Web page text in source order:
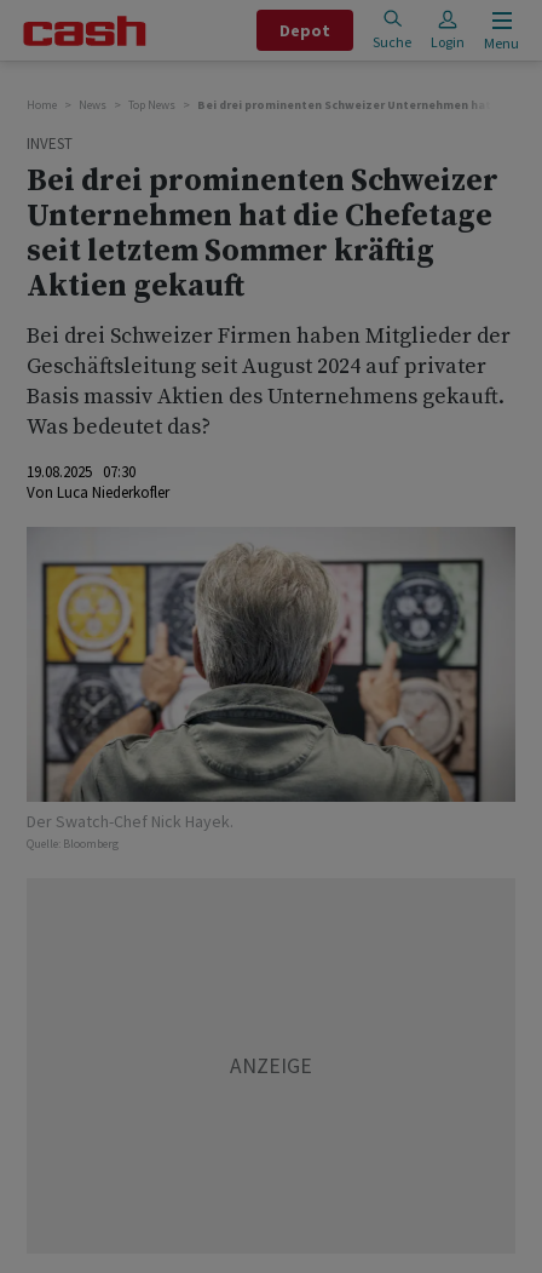
Depot
Suche Login Menu
Home News Top News Bei drei prominenten Schweizer Unternehmen hat die
INVEST
Bei drei prominenten Schweizer
Unternehmen hat die Chefetage
seit letztem Sommer kräftig
Aktien gekauft
Bei drei Schweizer Firmen haben Mitglieder der
Geschäftsleitung seit August 2024 auf privater
Basis massiv Aktien des Unternehmens gekauft.
Was bedeutet das?
19.08.2025 07:30
Von Luca Niederkofler
Der Swatch-Chef Nick Hayek.
Quelle: Bloomberg